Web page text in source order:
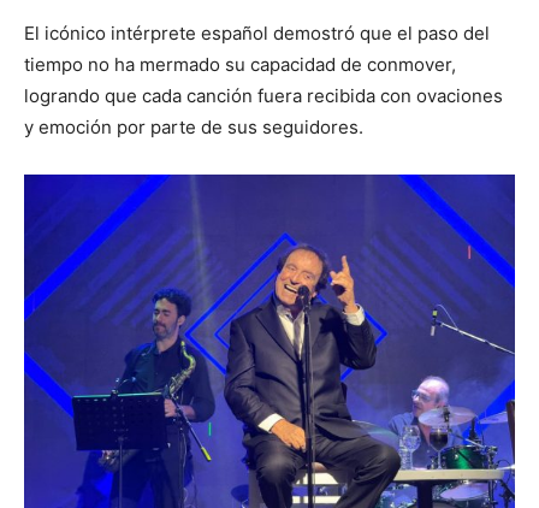
El icónico intérprete español demostró que el paso del
tiempo no ha mermado su capacidad de conmover,
logrando que cada canción fuera recibida con ovaciones
y emoción por parte de sus seguidores.